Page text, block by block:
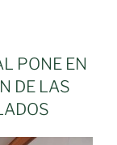
PONE EN
DE LAS